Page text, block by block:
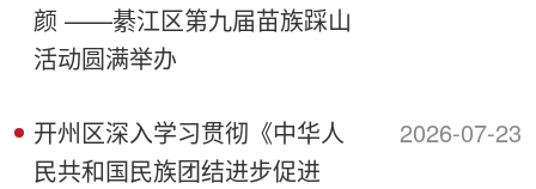
颜 ——綦江区第九届苗族踩山
活动圆满举办
开州区深入学习贯彻《中华人
民共和国民族团结进步促进
2026-07-23